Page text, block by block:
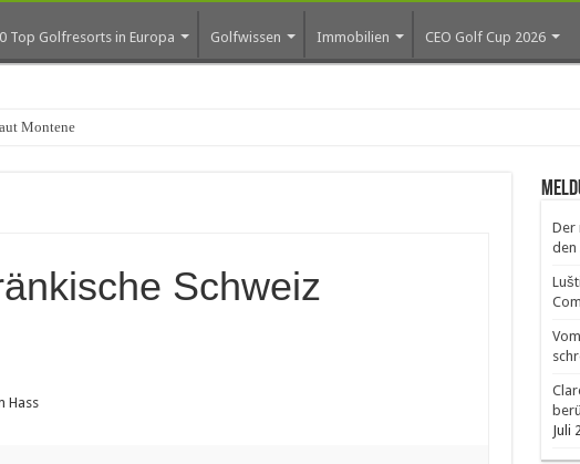
Top Golfresorts in Europa Golfwissen Immobilien CEO Golf Cup 2026
Montenegros erste Golf-Com
Schweiz
Hass
Der
den
Juli